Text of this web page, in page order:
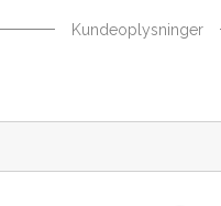
Kundeoplysninger